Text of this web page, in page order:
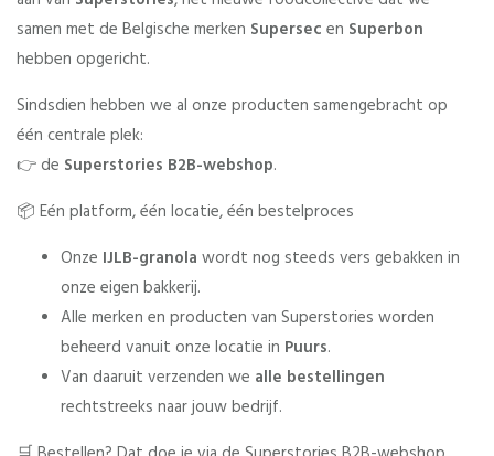
samen met de Belgische merken Supersec en Superbon
hebben opgericht.
Sindsdien hebben we al onze producten samengebracht op
één centrale plek:
👉 de Superstories B2B-webshop.
📦 Eén platform, één locatie, één bestelproces
Onze IJLB-granola wordt nog steeds vers gebakken in
onze eigen bakkerij.
Alle merken en producten van Superstories worden
beheerd vanuit onze locatie in Puurs.
Van daaruit verzenden we alle bestellingen
rechtstreeks naar jouw bedrijf.